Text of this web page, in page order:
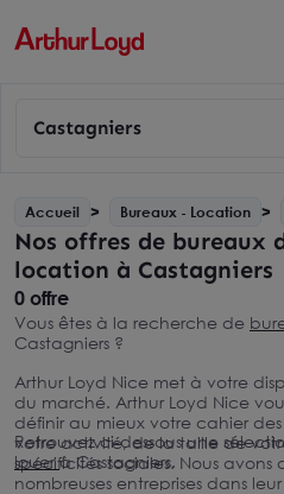
Castagniers
Accueil Bureaux - Location
Nos offres de bureaux
location à Castagniers
0 offre
Vous êtes à la recherche de
Castagniers ?
Arthur Loyd Nice met à votre
du marché. Arthur Loyd Nice
définir au mieux votre cahier
votre activité, de la taille de
spécificités sociales. Nous
nombreuses entreprises dans
Retrouvez ci-dessous une
louerà Castagniers.